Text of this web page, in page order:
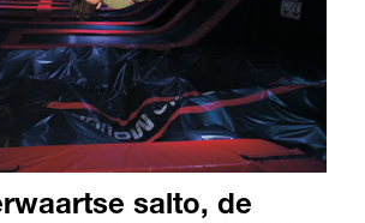
salto, de